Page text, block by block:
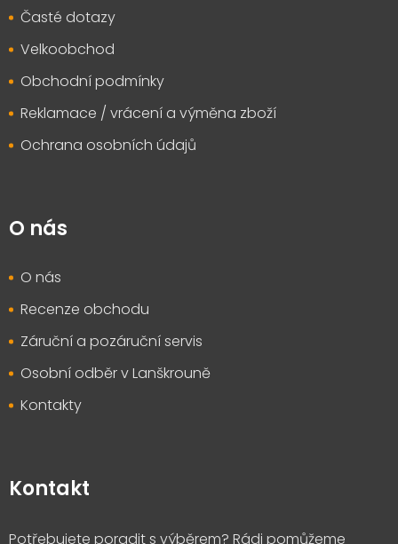
Časté dotazy
Velkoobchod
Obchodní podmínky
Reklamace / vrácení a výměna zboží
Ochrana osobních údajů
O nás
O nás
Recenze obchodu
Záruční a pozáruční servis
Osobní odběr v Lanškrouně
Kontakty
Kontakt